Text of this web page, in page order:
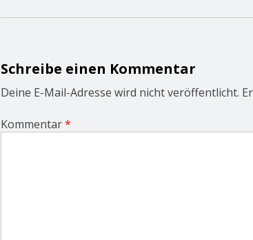
n
i
g
a
i
o
Schreibe einen Kommentar
Deine E-Mail-Adresse wird nicht veröffentlicht.
Kommentar*